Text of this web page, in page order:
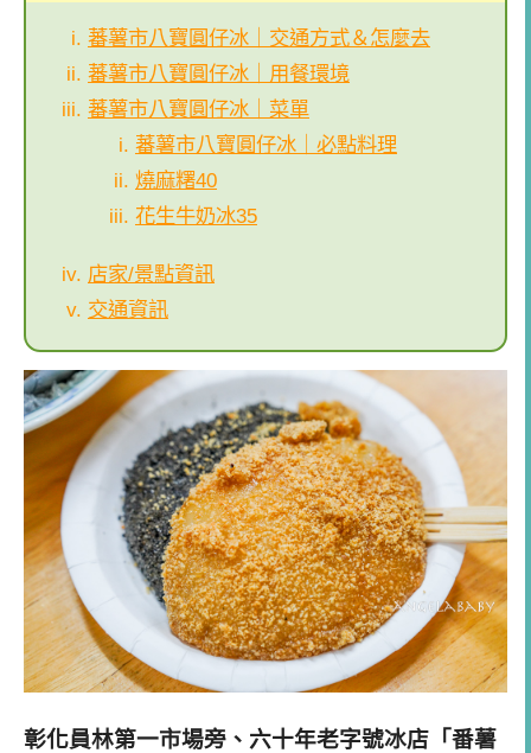
蕃薯市八寶圓仔冰｜交通方式＆怎麼去
蕃薯市八寶圓仔冰｜用餐環境
蕃薯市八寶圓仔冰｜菜單
蕃薯市八寶圓仔冰｜必點料理
燒麻糬40
花生牛奶冰35
店家/景點資訊
交通資訊
彰化員林第一市場旁、六十年老字號冰店「番薯